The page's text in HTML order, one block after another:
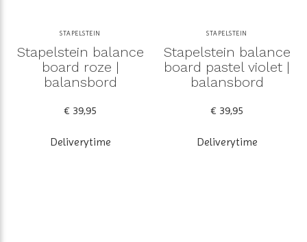
STAPELSTEIN
Stapelstein balance
board roze |
balansbord
€ 39,95
Deliverytime
STAPELSTEIN
Stapelstein balance
board pastel violet |
balansbord
€ 39,95
Deliverytime